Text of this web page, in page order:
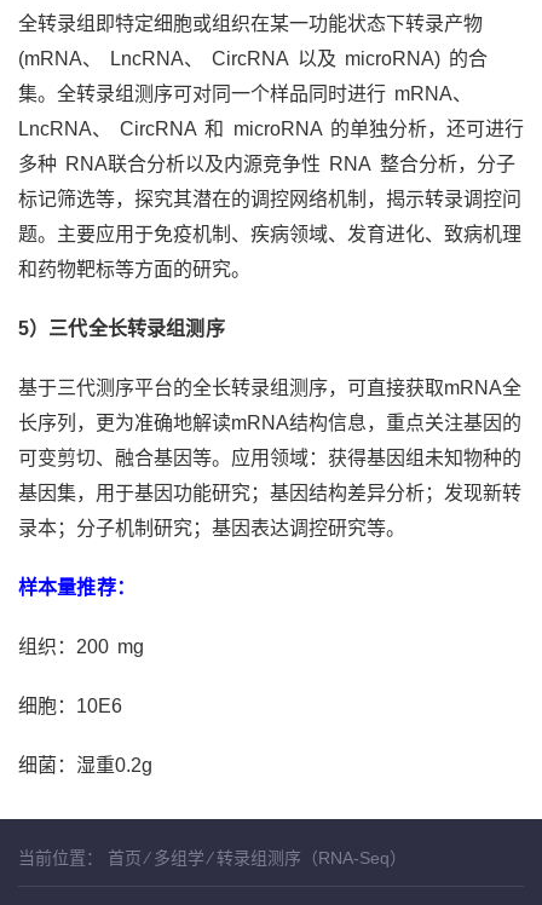
全转录组即特定细胞或组织在某一功能状态下转录产物
(mRNA、 LncRNA、 CircRNA 以及 microRNA) 的合
集。全转录组测序可对同一个样品同时进行 mRNA、
LncRNA、 CircRNA 和 microRNA 的单独分析，还可进行
多种 RNA联合分析以及内源竞争性 RNA 整合分析，分子
标记筛选等，探究其潜在的调控网络机制，揭示转录调控问
题。主要应用于免疫机制、疾病领域、发育进化、致病机理
和药物靶标等方面的研究。
5）三代全长转录组测序
基于三代测序平台的全长转录组测序，可直接获取mRNA全
长序列，更为准确地解读mRNA结构信息，重点关注基因的
可变剪切、融合基因等。应用领域：获得基因组未知物种的
基因集，用于基因功能研究；基因结构差异分析；发现新转
录本；分子机制研究；基因表达调控研究等。
样本量推荐：
组织：200 mg
细胞：10E6
细菌：湿重0.2g
当前位置： 首页⁄多组学⁄转录组测序（RNA-Seq）